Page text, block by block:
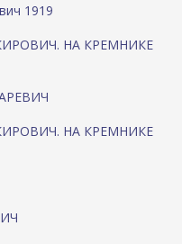
1919
НА КРЕМНИКЕ
НА КРЕМНИКЕ